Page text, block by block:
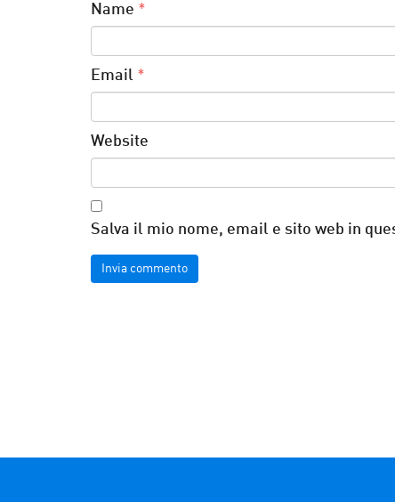
Name *
Email *
Website
Salva il mio nome, email e sito web in